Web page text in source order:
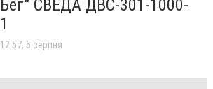
Бег" СВЕДА ДВС-301-1000-
1
12:57, 5 серпня